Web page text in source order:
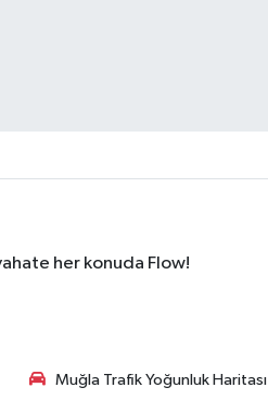
her konuda Flow!
Muğla Trafik Yoğunluk Haritası